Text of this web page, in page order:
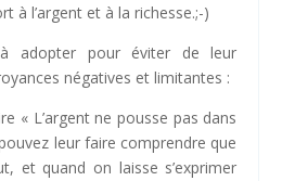
à l’argent et à la richesse.;-)
adopter pour éviter de leur
négatives et limitantes :
L’argent ne pousse pas dans
leur faire comprendre que
et quand on laisse s’exprimer